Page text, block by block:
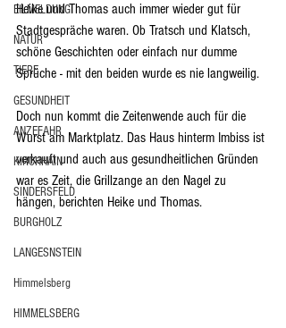
EILMELDUNG
NATUR
TIERE
GESUNDHEIT
ANZEFAHR
KIRCHHAIN
SINDERSFELD
BURGHOLZ
LANGESNSTEIN
Himmelsberg
HIMMELSBERG
Heike und Thomas auch immer wieder gut für
Stadtgespräche waren. Ob Tratsch und Klatsch,
schöne Geschichten oder einfach nur dumme
Sprüche - mit den beiden wurde es nie langweilig.
Doch nun kommt die Zeitenwende auch für die
Wurst am Marktplatz. Das Haus hinterm Imbiss ist
verkauft und auch aus gesundheitlichen Gründen
war es Zeit, die Grillzange an den Nagel zu
hängen, berichten Heike und Thomas.